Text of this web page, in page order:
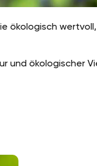
ökologisch
und ökologischer